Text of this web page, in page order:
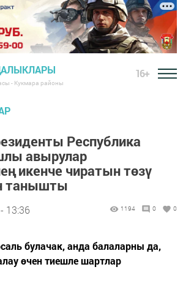
- Кукмара районы
16+
Республика
авырулар
икенче чиратын төзү
танышты
13:36 1194 0 0
булачак, анда балаларны да,
өчен тиешле шартлар